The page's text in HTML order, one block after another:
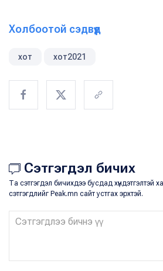
Холбоотой сэдвүүд
хот хот2021
Сэтгэгдэл бичих
Та сэтгэгдэл бичихдээ бусдад хүндэтгэлтэй
сэтгэгдлийг Peak.mn сайт устгах эрхтэй.